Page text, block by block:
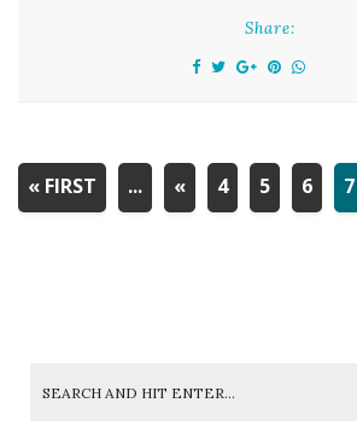
Share:
« FIRST ... « 4 5 6 7